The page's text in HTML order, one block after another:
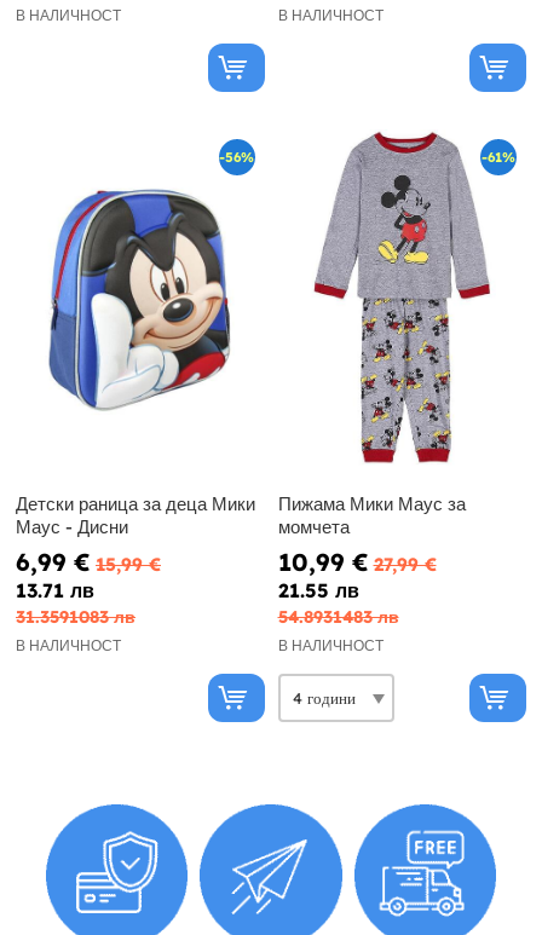
В НАЛИЧНОСТ В НАЛИЧНОСТ
-56%
Детски раница за деца Мики
Маус - Дисни
6,99 € 15,99 €
13.71 лв
31.3591083 лв
В НАЛИЧНОСТ
-61%
Пижама Мики Маус за
момчета
10,99 € 27,99 €
21.55 лв
54.8931483 лв
В НАЛИЧНОСТ